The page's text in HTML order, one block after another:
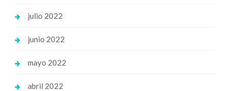
julio 2022
junio 2022
mayo 2022
abril 2022